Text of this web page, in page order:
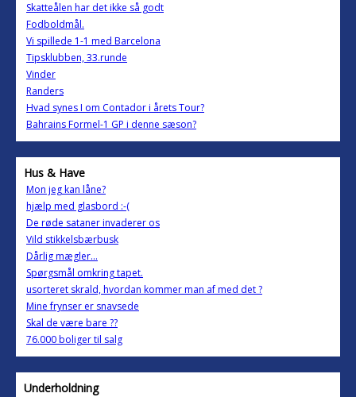
Skatteålen har det ikke så godt
Fodboldmål.
Vi spillede 1-1 med Barcelona
Tipsklubben, 33.runde
Vinder
Randers
Hvad synes I om Contador i årets Tour?
Bahrains Formel-1 GP i denne sæson?
Hus & Have
Mon jeg kan låne?
hjælp med glasbord :-(
De røde sataner invaderer os
Vild stikkelsbærbusk
Dårlig mægler...
Spørgsmål omkring tapet.
usorteret skrald, hvordan kommer man af med det ?
Mine frynser er snavsede
Skal de være bare ??
76.000 boliger til salg
Underholdning